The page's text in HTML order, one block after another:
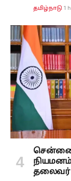
தமிழ்நாடு 1
சென்னை
நியமனம்!
தலைவர்